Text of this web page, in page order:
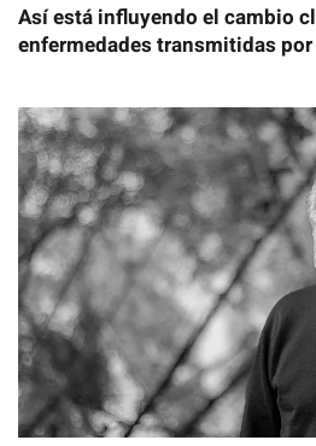
Así está influyendo el cambio
enfermedades transmitidas